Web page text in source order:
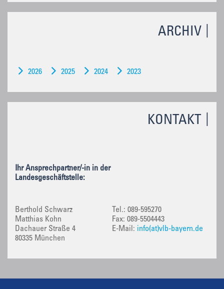
ARCHIV
2026 2025 2024 2023
KONTAKT
Ihr Ansprechpartner/-in in der
Landesgeschäftstelle:
Berthold Schwarz
Matthias Kohn
Dachauer Straße 4
80335 München
Tel.: 089-595270
Fax: 089-5504443
E-Mail: info(at)vlb-bayern.de